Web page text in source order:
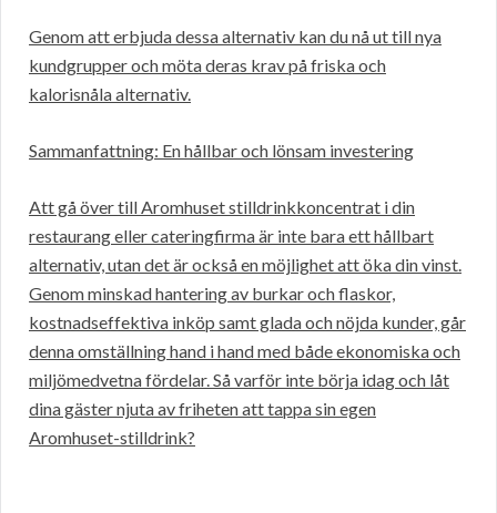
Genom att erbjuda dessa alternativ kan du nå ut till nya
kundgrupper och möta deras krav på friska och
kalorisnåla alternativ.
Sammanfattning: En hållbar och lönsam investering
Att gå över till Aromhuset stilldrinkkoncentrat i din
restaurang eller cateringfirma är inte bara ett hållbart
alternativ, utan det är också en möjlighet att öka din vinst.
Genom minskad hantering av burkar och flaskor,
kostnadseffektiva inköp samt glada och nöjda kunder, går
denna omställning hand i hand med både ekonomiska och
miljömedvetna fördelar. Så varför inte börja idag och låt
dina gäster njuta av friheten att tappa sin egen
Aromhuset-stilldrink?